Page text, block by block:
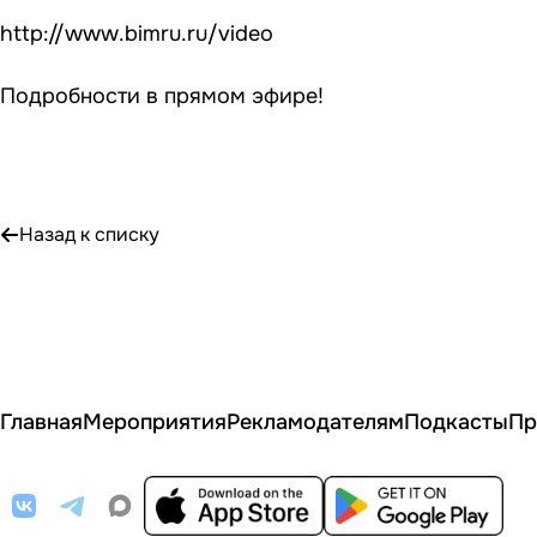
http://www.bimru.ru/video
Подробности в прямом эфире!
Назад к списку
ГлавнаяМероприятияРекламодателямПодкасты